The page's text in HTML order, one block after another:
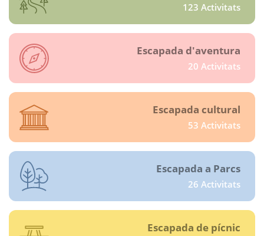
123 Activitats
Escapada d'aventura
20 Activitats
Escapada cultural
53 Activitats
Escapada a Parcs
26 Activitats
Escapada de pícnic